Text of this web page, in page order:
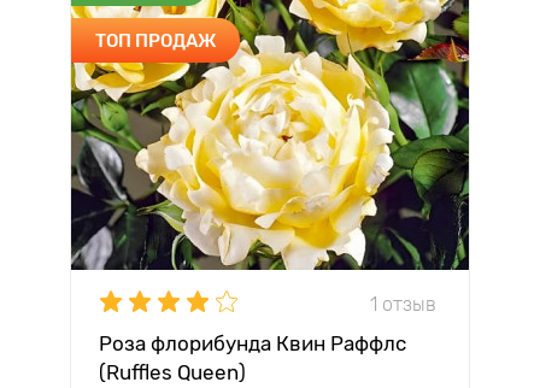
ТОП ПРОДАЖ
1 отзыв
Роза флорибунда Квин Раффлс
(Ruffles Queen)